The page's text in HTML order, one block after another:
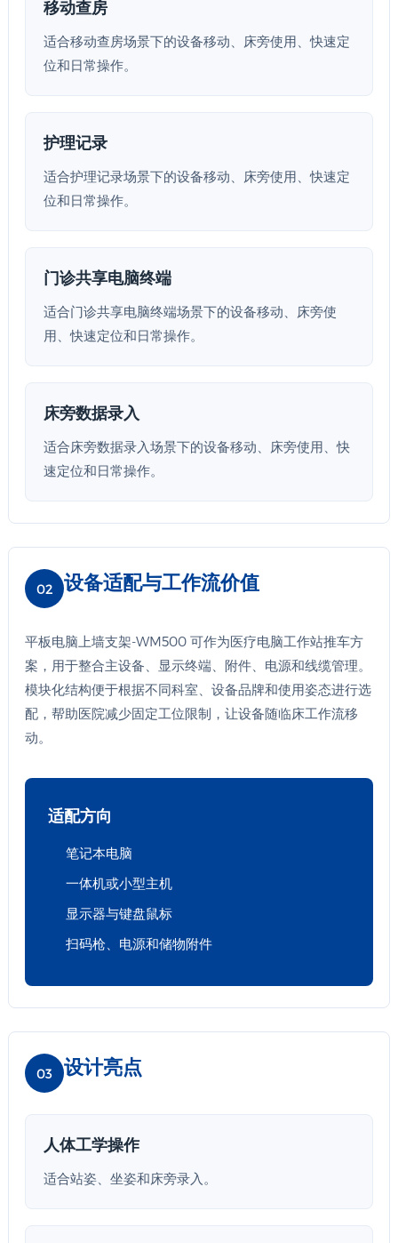
移动查房
适合移动查房场景下的设备移动、床旁使用、快速定
位和日常操作。
护理记录
适合护理记录场景下的设备移动、床旁使用、快速定
位和日常操作。
门诊共享电脑终端
适合门诊共享电脑终端场景下的设备移动、床旁使
用、快速定位和日常操作。
床旁数据录入
适合床旁数据录入场景下的设备移动、床旁使用、快
速定位和日常操作。
02 设备适配与工作流价值
平板电脑上墙支架-WM500 可作为医疗电脑工作站推车方
案，用于整合主设备、显示终端、附件、电源和线缆管理。
模块化结构便于根据不同科室、设备品牌和使用姿态进行选
配，帮助医院减少固定工位限制，让设备随临床工作流移
动。
适配方向
笔记本电脑
一体机或小型主机
显示器与键盘鼠标
扫码枪、电源和储物附件
03 设计亮点
人体工学操作
适合站姿、坐姿和床旁录入。